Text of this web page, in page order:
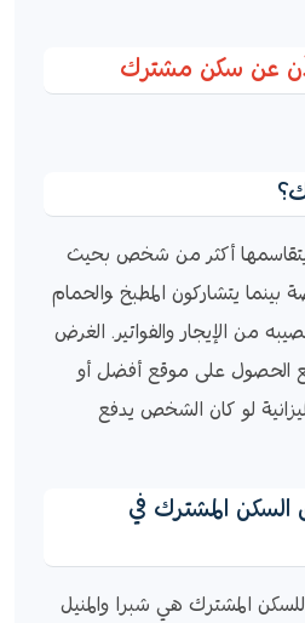
عن سكن مشترك
أكثر من شخص بحيث
يتشاركون المطبخ والحمام
من الإيجار والفواتير. الغرض
الحصول على موقع أفضل أو
لو كان الشخص يدفع
المشترك في
المشترك هي شبرا والمنيل